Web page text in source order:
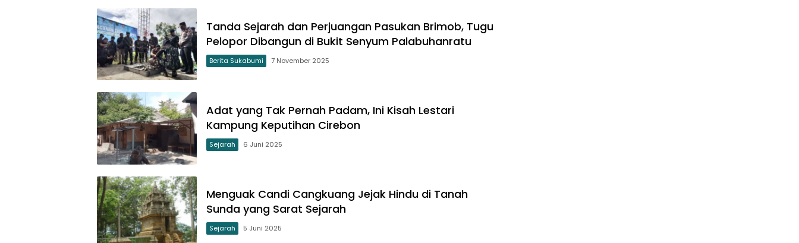
Tanda Sejarah dan Perjuangan Pasukan Brimob, Tugu
Pelopor Dibangun di Bukit Senyum Palabuhanratu
Berita Sukabumi 7 November 2025
Adat yang Tak Pernah Padam, Ini Kisah Lestari
Kampung Keputihan Cirebon
Sejarah 6 Juni 2025
Menguak Candi Cangkuang Jejak Hindu di Tanah
Sunda yang Sarat Sejarah
Sejarah 5 Juni 2025